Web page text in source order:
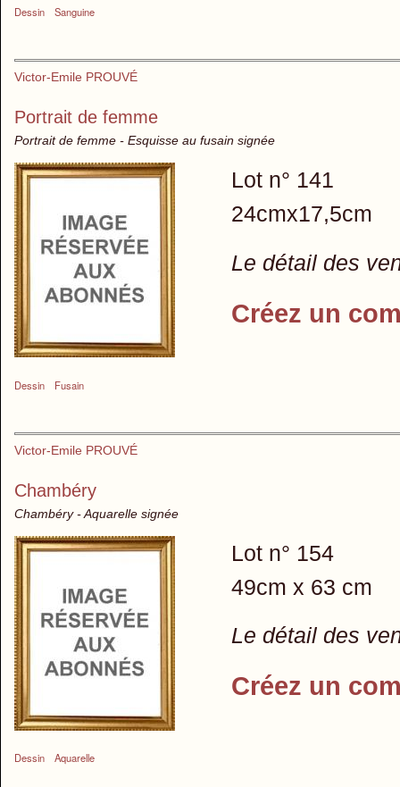
Dessin Sanguine
Victor-Emile PROUVÉ
Portrait de femme
Portrait de femme - Esquisse au fusain signée
Dessin Fusain
Lot n° 141
24cmx17,5cm
Le détail des
Créez un
Victor-Emile PROUVÉ
Chambéry
Chambéry - Aquarelle signée
Dessin Aquarelle
Lot n° 154
49cm x 63 cm
Le détail des
Créez un